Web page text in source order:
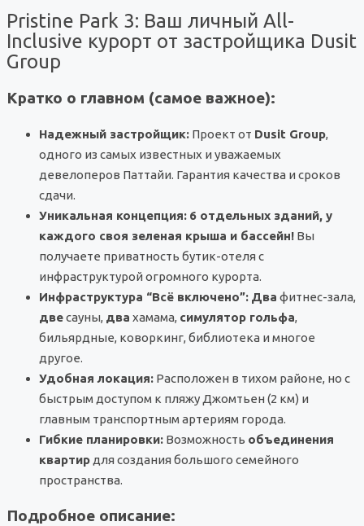
Pristine Park 3: Ваш личный All-
Inclusive курорт от застройщика Dusit
Group
Кратко о главном (самое важное):
Надежный застройщик: Проект от Dusit Group,
одного из самых известных и уважаемых
девелоперов Паттайи. Гарантия качества и сроков
сдачи.
Уникальная концепция: 6 отдельных зданий, у
каждого своя зеленая крыша и бассейн! Вы
получаете приватность бутик-отеля с
инфраструктурой огромного курорта.
Инфраструктура “Всё включено”: Два фитнес-зала,
двесауны, два хамама, симулятор гольфа,
бильярдные, коворкинг, библиотека и многое
другое.
Удобная локация: Расположен в тихом районе, но с
быстрым доступом к пляжу Джомтьен (2 км) и
главным транспортным артериям города.
Гибкие планировки: Возможность объединения
квартир для создания большого семейного
пространства.
Подробное описание: